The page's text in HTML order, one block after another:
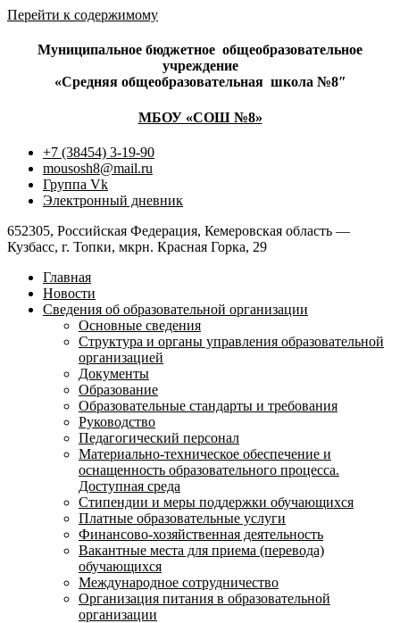
Перейти к содержимому
Муниципальное бюджетное общеобразовательное
учреждение
«Средняя общеобразовательная школа №8″
МБОУ «СОШ №8»
+7 (38454) 3-19-90
mousosh8@mail.ru
Группа Vk
Электронный дневник
652305, Российская Федерация, Кемеровская область —
Кузбасс, г. Топки, мкрн. Красная Горка, 29
Главная
Новости
Сведения об образовательной организации
Основные сведения
Структура и органы управления образовательной
организацией
Документы
Образование
Образовательные стандарты и требования
Руководство
Педагогический персонал
Материально-техническое обеспечение и
оснащенность образовательного процесса.
Доступная среда
Стипендии и меры поддержки обучающихся
Платные образовательные услуги
Финансово-хозяйственная деятельность
Вакантные места для приема (перевода)
обучающихся
Международное сотрудничество
Организация питания в образовательной
организации